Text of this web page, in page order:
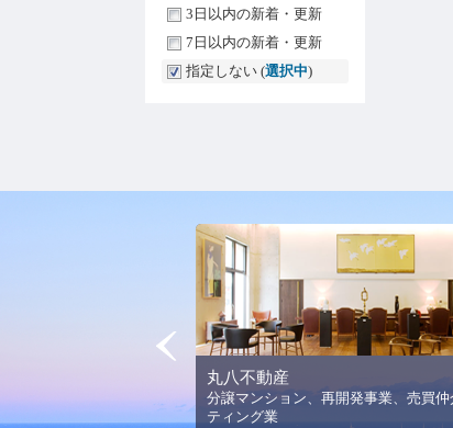
3日以内の新着・更新
7日以内の新着・更新
指定しない (選択中)
丸八不動産
分譲マンション、再開発事業、売買
ティング業